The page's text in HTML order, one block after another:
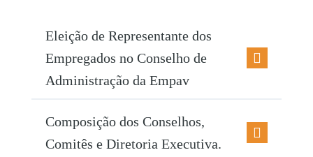
Eleição de Representante dos
Empregados no Conselho de
Administração da Empav
Composição dos Conselhos,
Comitês e Diretoria Executiva.